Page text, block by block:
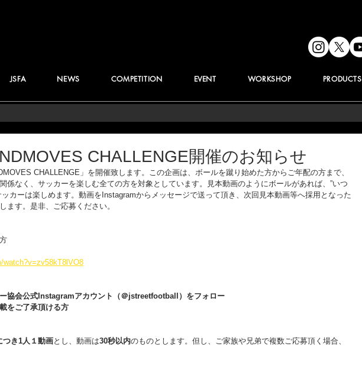
JSFA NEWS COMPETITION EVENT WORKSHOP PRODUCTS
CHALLENGE開催のお知らせ
CHALLENGE」を開催致します。この企画は、ボールを蹴り始めた方からご年配の方まで、
係なく、サッカーを楽しむ全ての方を対象としています。見本動画のようにボールがあれば、”いつ
カーは楽しめます。動画をInstagramからメッセージで送って頂き、次回見本動画等へ採用となった
ます。是非、ご応募ください。
watch?v=zv58kT8lVO8
ー協会公式Instagramアカウント（＠jstreetfootball）をフォロー
をご了承頂ける方
つき1人１動画とし、動画は30秒以内のものとします。但し、ご家族や兄弟で複数ご応募頂く場合、